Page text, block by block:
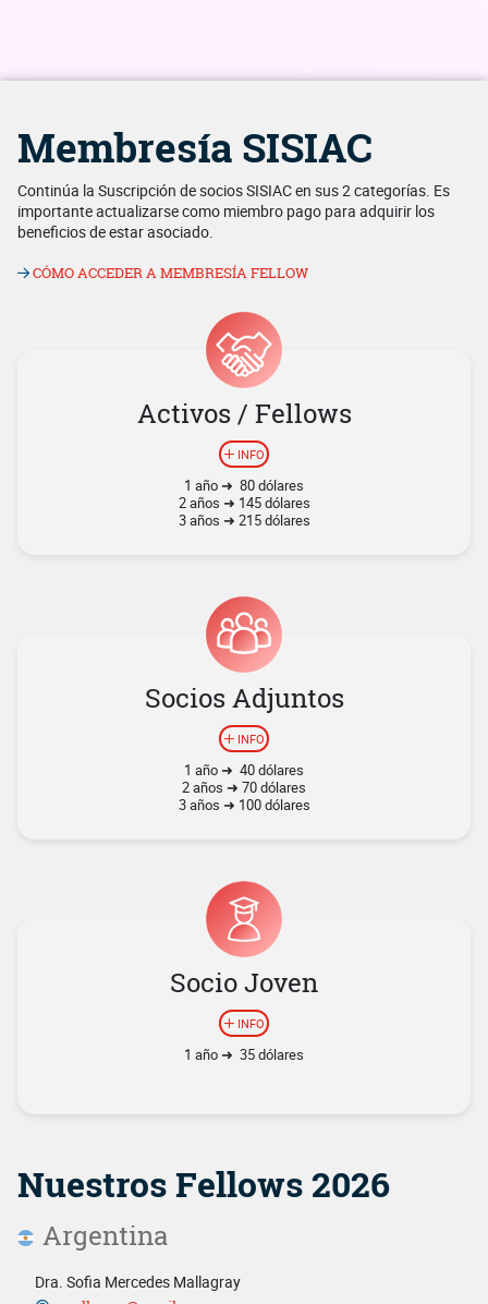
Membresía SISIAC
Continúa la Suscripción de socios SISIAC en sus 2 categorías. Es
importante actualizarse como miembro pago para adquirir los
beneficios de estar asociado.
CÓMO ACCEDER A MEMBRESÍA FELLOW
Activos / Fellows
INFO
1 año ➜ 80 dólares
2 años ➜ 145 dólares
3 años ➜ 215 dólares
Socios Adjuntos
INFO
1 año ➜ 40 dólares
2 años ➜ 70 dólares
3 años ➜ 100 dólares
Socio Joven
INFO
1 año ➜ 35 dólares
Nuestros Fellows 2026
Argentina
Dra. Sofia Mercedes Mallagray